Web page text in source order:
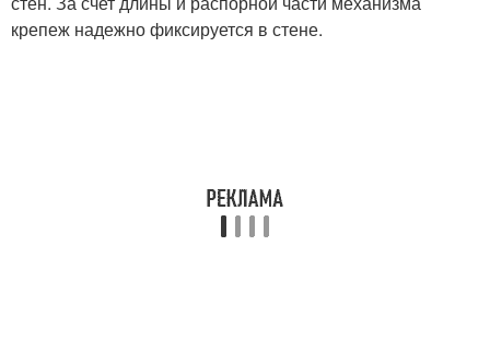
крепеж надежно фиксируется в стене.